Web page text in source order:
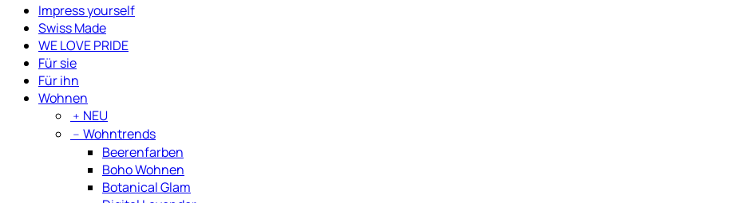
Impress yourself
Swiss Made
WE LOVE PRIDE
Für sie
Für ihn
Wohnen
﹢ NEU
﹣ Wohntrends
Beerenfarben
Boho Wohnen
Botanical Glam